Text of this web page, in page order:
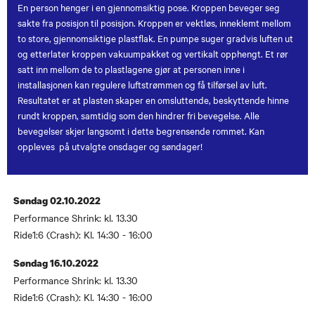
En person henger i en gjennomsiktig pose. Kroppen beveger seg
sakte fra posisjon til posisjon. Kroppen er vektløs, inneklemt mellom
to store, gjennomsiktige plastflak. En pumpe suger gradvis luften ut
og etterlater kroppen vakuumpakket og vertikalt opphengt. Et rør
satt inn mellom de to plastlagene gjør at personen inne i
installasjonen kan regulere luftstrømmen og få tilførsel av luft.
Resultatet er at plasten skaper en omsluttende, beskyttende hinne
rundt kroppen, samtidig som den hindrer fri bevegelse. Alle
bevegelser skjer langsomt i dette begrensende rommet. Kan
oppleves på utvalgte onsdager og søndager!
Søndag 02.10.2022
Performance Shrink: kl. 13.30
Ride1:6 (Crash): Kl. 14:30 - 16:00
Søndag 16.10.2022
Performance Shrink: kl. 13.30
Ride1:6 (Crash): Kl. 14:30 - 16:00